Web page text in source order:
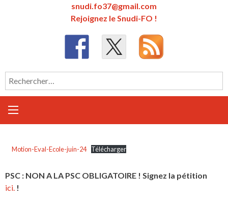
snudi.fo37@gmail.com
Rejoignez le Snudi-FO !
Rechercher :
Motion-Eval-Ecole-juin-24 Télécharger
PSC : NON A LA PSC OBLIGATOIRE ! Signez la pétition
ici. !